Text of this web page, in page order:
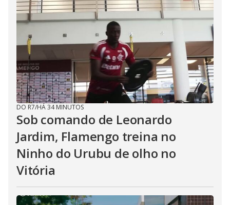
DO R7/HÁ 34 MINUTOS
Sob comando de Leonardo
Jardim, Flamengo treina no
Ninho do Urubu de olho no
Vitória